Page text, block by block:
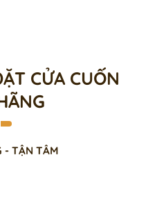
CỬA CUỐN
- TẬN TÂM